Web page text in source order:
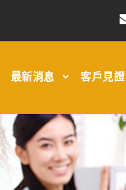
最新消息 客戶見證